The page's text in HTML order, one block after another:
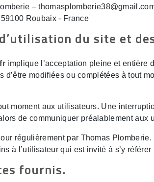
–
Roubaix - France
du site et
implique l’acceptation pleine et entière
d’être modifiées ou complétées à tout
moment aux utilisateurs. Une
de communiquer préalablement aux
régulièrement par Thomas
à l’utilisateur qui est invité à s’y
fournis.